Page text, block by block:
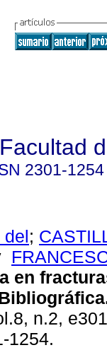
2301-1254
del;
en
n.2,
1254.